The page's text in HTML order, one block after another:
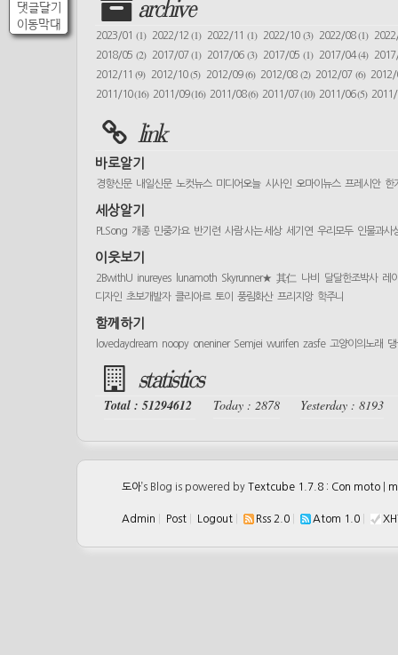
댓글달기
이동막대
archive
2023/01 (1) 2022/12(1) 2022/11(1) 2022/10 (3) 2022/08(1)
2018/05 (2) 2017/07(1) 2017/06(3) 2017/05 (1) 2017/04(4)
2012/11(9) 2012/10(5) 2012/09(6) 2012/08 (2) 2012/07 (6)
2011/10(16) 2011/09(16) 2011/08(6) 2011/07(10) 2011/06(5)
link
바로알기
경향신문 내일신문 노컷뉴스 미디어오늘 시사인 오마이뉴스 프레시안 한
세상알기
PLSong 개종 민중가요 반기련 사람 사는 세상 세기연 우리모두 인물과사
이웃보기
2BwithU inureyes lunamoth Skyrunner★ 其仁 나비 달달한조박사 레
디자인 초보개발자 클리아르 토이 풍림화산 프리지앙 학주니
함께하기
lovedaydream noopy oneniner Semjei wurifen zasfe 고양이의노래
statistics
Total : 51294612 Today : 2878 Yesterday : 8193
도아’s Blog is powered by Textcube 1.7.8 : Con moto
Admin Post Logout Rss 2.0 Atom 1.0